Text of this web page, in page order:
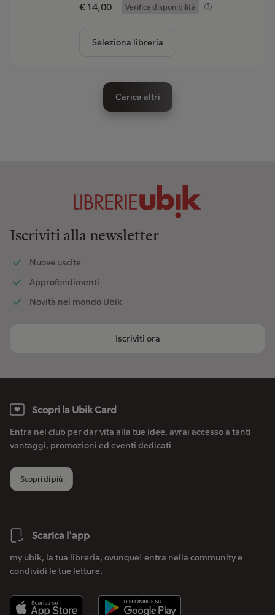
€ 14,00 Verifica disponibilità
Seleziona libreria
Carica altri
Iscriviti alla newsletter
Nuove uscite
Approfondimenti
Novità nel mondo Ubik
Iscriviti ora
Scopri la Ubik Card
Entra nel club per dar vita alla tue idee, avrai accesso a tanti
vantaggi, promozioni ed eventi dedicati
Scopri di più
Scarica l'app
my ubik, la tua libreria, ovunque! entra nella community e
condividi le tue letture.